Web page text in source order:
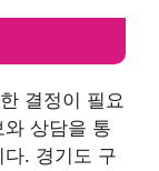
결정이 필요
상담을 통
. 경기도 구